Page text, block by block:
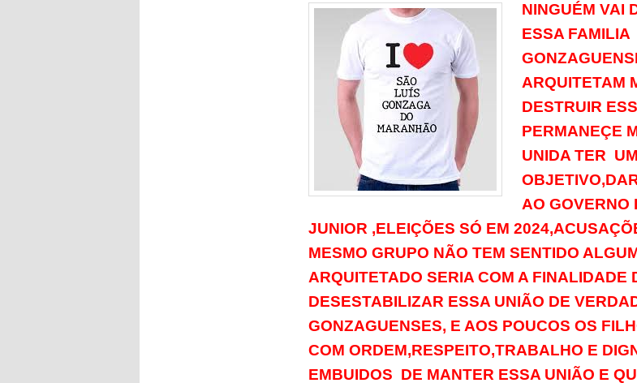
NINGUÉM VAI
ESSA FAMILIA
ARQUITETAM
DESTRUIR
PERMANEÇE
UNIDA TER
AO GOVERNO
JUNIOR ,ELEIÇÕES SÓ EM
MESMO GRUPO NÃO TEM SENTIDO
ARQUITETADO SERIA COM A FINALIDADE
DESESTABILIZAR ESSA UNIÃO DE
GONZAGUENSES, E AOS POUCOS OS
COM ORDEM,RESPEITO,TRABALHO E
EMBUIDOS DE MANTER ESSA UNIÃO E